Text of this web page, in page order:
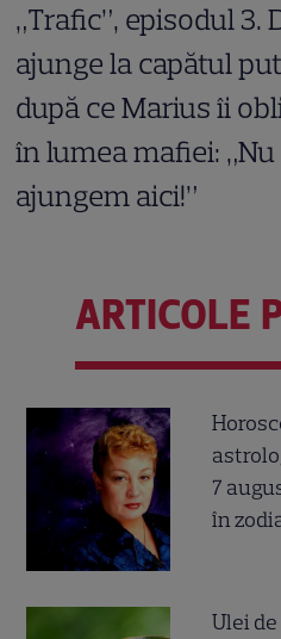
„Trafic”, episodul 3.
ajunge la capătul
după ce Marius îi
în lumea mafiei:
ajungem aici!”
ARTICOLE
7
în
Ulei